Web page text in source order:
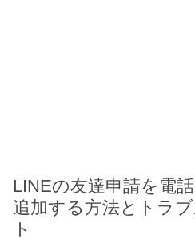
LINEの友達申請を電
追加する方法とトラ
ト